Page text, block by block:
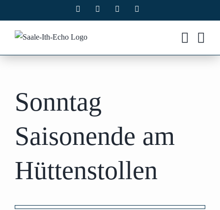
Inhalt
springen
Facebook Instagram
Sonntag
Saisonende am
Hüttenstollen